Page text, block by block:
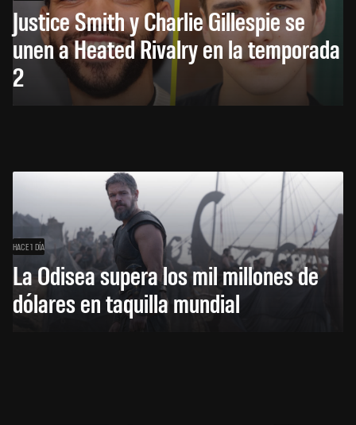
Justice Smith y Charlie Gillespie se
unen a Heated Rivalry en la temporada
2
HACE 1 DÍA
La Odisea supera los mil millones de
dólares en taquilla mundial